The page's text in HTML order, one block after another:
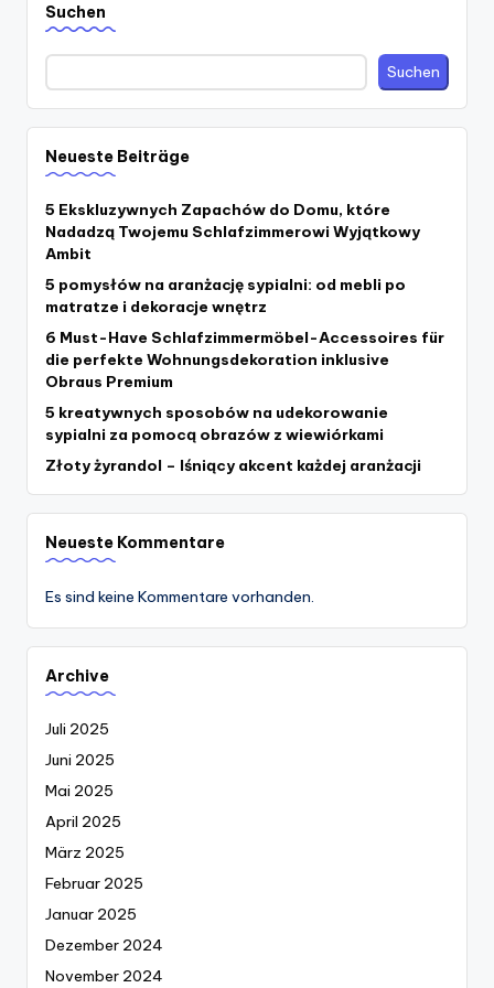
Suchen
Suchen
Neueste Beiträge
5 Ekskluzywnych Zapachów do Domu, które
Nadadzą Twojemu Schlafzimmerowi Wyjątkowy
Ambit
5 pomysłów na aranżację sypialni: od mebli po
matratze i dekoracje wnętrz
6 Must-Have Schlafzimmermöbel-Accessoires für
die perfekte Wohnungsdekoration inklusive
Obraus Premium
5 kreatywnych sposobów na udekorowanie
sypialni za pomocą obrazów z wiewiórkami
Złoty żyrandol – lśniący akcent każdej aranżacji
Neueste Kommentare
Es sind keine Kommentare vorhanden.
Archive
Juli 2025
Juni 2025
Mai 2025
April 2025
März 2025
Februar 2025
Januar 2025
Dezember 2024
November 2024